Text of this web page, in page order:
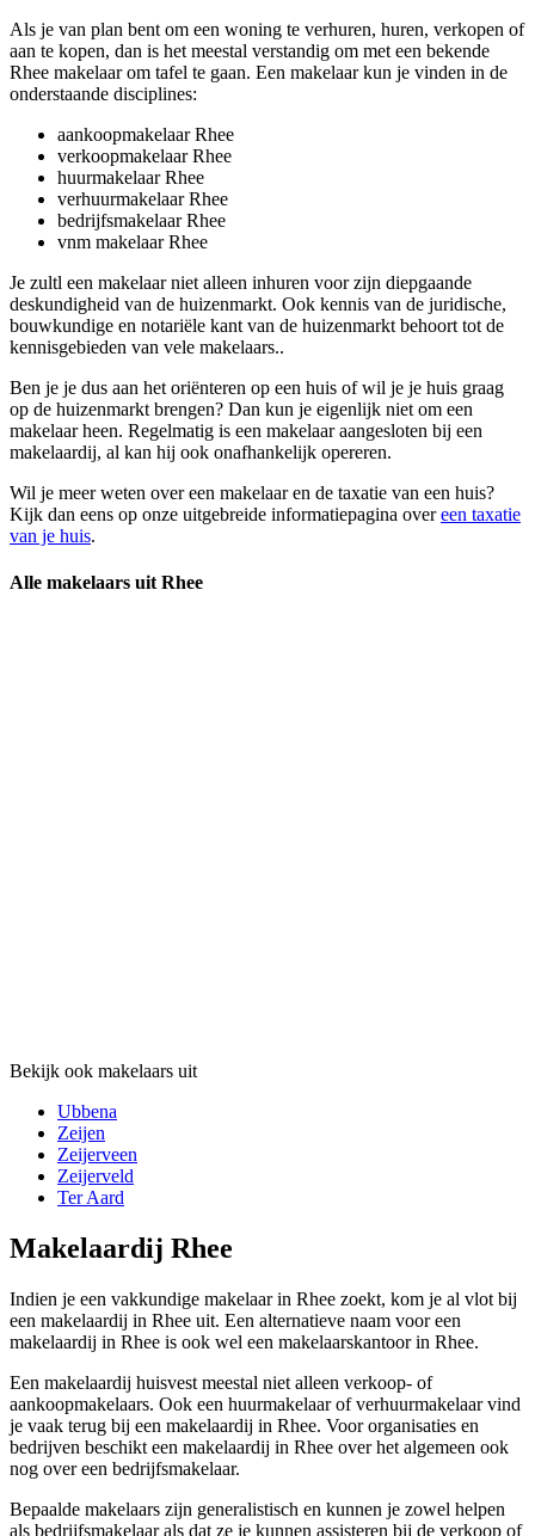
Als je van plan bent om een woning te verhuren, huren, verkopen of
aan te kopen, dan is het meestal verstandig om met een bekende
Rhee makelaar om tafel te gaan. Een makelaar kun je vinden in de
onderstaande disciplines:
aankoopmakelaar Rhee
verkoopmakelaar Rhee
huurmakelaar Rhee
verhuurmakelaar Rhee
bedrijfsmakelaar Rhee
vnm makelaar Rhee
Je zultl een makelaar niet alleen inhuren voor zijn diepgaande
deskundigheid van de huizenmarkt. Ook kennis van de juridische,
bouwkundige en notariële kant van de huizenmarkt behoort tot de
kennisgebieden van vele makelaars..
Ben je je dus aan het oriënteren op een huis of wil je je huis graag
op de huizenmarkt brengen? Dan kun je eigenlijk niet om een
makelaar heen. Regelmatig is een makelaar aangesloten bij een
makelaardij, al kan hij ook onafhankelijk opereren.
Wil je meer weten over een makelaar en de taxatie van een huis?
Kijk dan eens op onze uitgebreide informatiepagina overeen taxatie
van je huis.
Alle makelaars uit Rhee
Bekijk ook makelaars uit
Ubbena
Zeijen
Zeijerveen
Zeijerveld
Ter Aard
Makelaardij Rhee
Indien je een vakkundige makelaar in Rhee zoekt, kom je al vlot bij
een makelaardij in Rhee uit. Een alternatieve naam voor een
makelaardij in Rhee is ook wel een makelaarskantoor in Rhee.
Een makelaardij huisvest meestal niet alleen verkoop- of
aankoopmakelaars. Ook een huurmakelaar of verhuurmakelaar vind
je vaak terug bij een makelaardij in Rhee. Voor organisaties en
bedrijven beschikt een makelaardij in Rhee over het algemeen ook
nog over een bedrijfsmakelaar.
Bepaalde makelaars zijn generalistisch en kunnen je zowel helpen
als bedrijfsmakelaar als dat ze je kunnen assisteren bij de verkoop of